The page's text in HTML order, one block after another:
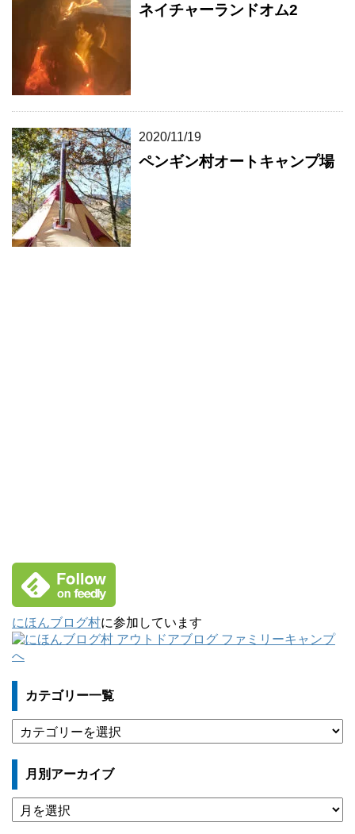
ネイチャーランドオム2
2020/11/19
ペンギン村オートキャンプ場
にほんブログ村に参加しています
カテゴリー一覧
テ
ゴ
ー
一
覧
月別アーカイブ
月
別